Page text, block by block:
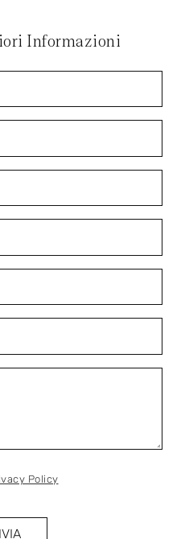
Informazioni
Policy